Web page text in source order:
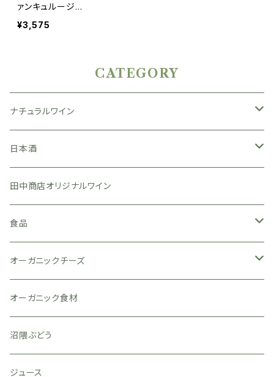
ァンキュルージ
ュ2024
¥3,575
CATEGORY
ナチュラルワイン
日本
広島県
岡山県
山形県
フランス
ブルゴーニュ
ロワール
イタリア
スペイン
オーストラリア
南アフリカ
赤ワイン
日本酒
広島県
亀齢酒造
山岡酒造
山口県
八百新酒造
田中商店オリジナルワイン
食品
味噌
名刀味噌本舗
ジュース
お茶
オーガニックチーズ
ヴィアザビオ
オーガニック食材
沼隈ぶどう
ジュース